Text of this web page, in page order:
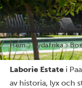
Hem Sydafrika
Laborie Estate i
av historia, lyx och